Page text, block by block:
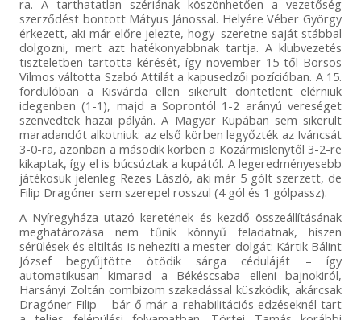
ra. A tarthatatlan szériának köszönhetően a vezetőség
szerződést bontott Mátyus Jánossal. Helyére Véber György
érkezett, aki már előre jelezte, hogy szeretne saját stábbal
dolgozni, mert azt hatékonyabbnak tartja. A klubvezetés
tiszteletben tartotta kérését, így november 15-től Borsos
Vilmos váltotta Szabó Attilát a kapusedzői pozícióban. A 15.
fordulóban a Kisvárda ellen sikerült döntetlent elérniük
idegenben (1-1), majd a Soprontól 1-2 arányú vereséget
szenvedtek hazai pályán. A Magyar Kupában sem sikerült
maradandót alkotniuk: az első körben legyőzték az Iváncsát
3-0-ra, azonban a második körben a Kozármislenytől 3-2-re
kikaptak, így el is búcsúztak a kupától. A legeredményesebb
játékosuk jelenleg Rezes László, aki már 5 gólt szerzett, de
Filip Dragóner sem szerepel rosszul (4 gól és 1 gólpassz).
A Nyíregyháza utazó keretének és kezdő összeállításának
meghatározása nem tűnik könnyű feladatnak, hiszen
sérülések és eltiltás is nehezíti a mester dolgát: Kártik Bálint
József begyűjtötte ötödik sárga céduláját – így
automatikusan kimarad a Békéscsaba elleni bajnokiról,
Harsányi Zoltán combizom szakadással küszködik, akárcsak
Dragóner Filip – bár ő már a rehabilitációs edzéseknél tart